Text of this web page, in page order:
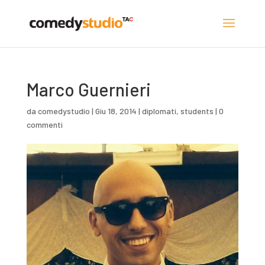
Marco Guernieri
da comedystudio | Giu 18, 2014 | diplomati, students | 0
commenti